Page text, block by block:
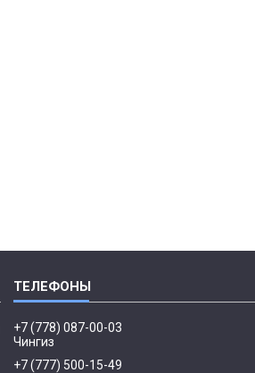
+7 (778) 087-00-03
Чингиз
+7 (777) 500-15-49